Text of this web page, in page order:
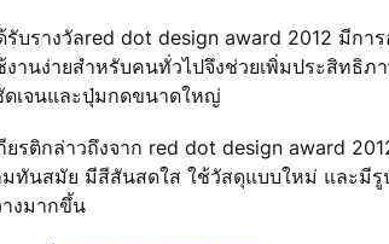
บรางวัลred dot design award 2012 มีก
านง่ายสำหรับคนทั่วไปจึงช่วยเพิ่มประสิทธิ
เจนและปุ่มกดขนาดใหญ่
รติกล่าวถึงจาก red dot design award
ทันสมัย มีสีสันสดใส ใช้วัสดุแบบใหม่ และมี
งมากขึ้น